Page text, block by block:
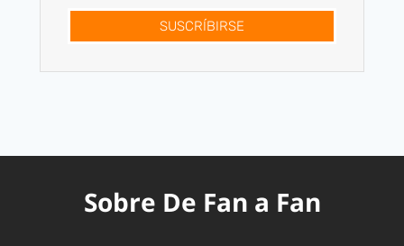
SUSCRÍBIRSE
Sobre De Fan a Fan